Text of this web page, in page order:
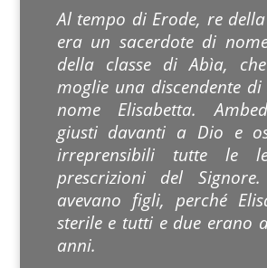
Al tempo di Erode, re
era un sacerdote di
della classe di Abìa,
moglie una discendente
nome Elisabetta.
giusti davanti a Dio e
irreprensibili tutte le
prescrizioni del
avevano figli, perché
sterile e tutti e due erano
anni.